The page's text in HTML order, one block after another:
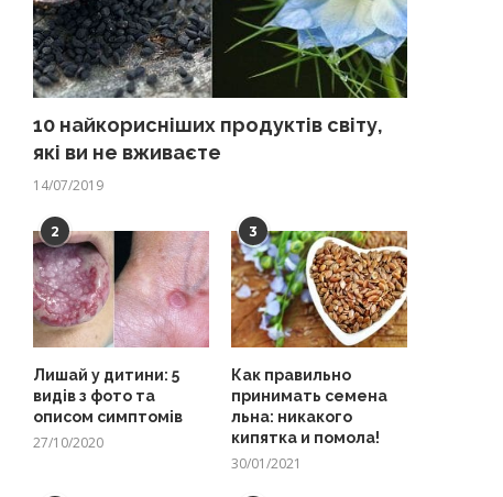
10 найкорисніших продуктів світу,
які ви не вживаєте
14/07/2019
2
Лишай у дитини: 5
видів з фото та
описом симптомів
27/10/2020
3
Как правильно
принимать семена
льна: никакого
кипятка и помола!
30/01/2021